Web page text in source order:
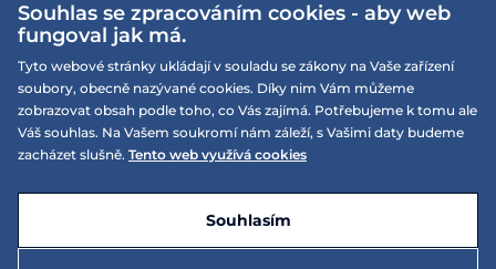
Nejčastější dotazy
Doprava a platba
Vrácení a výměna zboží
Reklamace
Velikostní tabulky
Více informací
Obchodní podmínky
Podmínky EQS věrnostního klubu
On-line katalogy
Dotace
Naše prodejny
EQS Rudná
EQS Praha 9 - Letňany
E-shop vytvořila a technicky zajišťujeSIMPLIA.cz
Souhlas se zpracováním cookies - aby web
fungoval jak má.
Tyto webové stránky ukládají v souladu se zákony na Vaše zařízení
soubory, obecně nazývané cookies. Díky nim Vám můžeme
zobrazovat obsah podle toho, co Vás zajímá. Potřebujeme k tomu ale
Váš souhlas. Na Vašem soukromí nám záleží, s Vašimi daty budeme
zacházet slušně. Tento web využívá cookies
Souhlasím